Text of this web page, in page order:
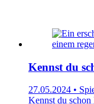
Kennst du
27.05.2024 •
Kennst du